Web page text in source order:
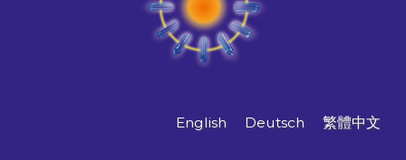
English Deutsch 繁體中文